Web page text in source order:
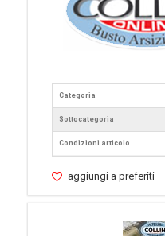
Categoria
Sottocategoria
Condizioni articolo
aggiungi a preferiti